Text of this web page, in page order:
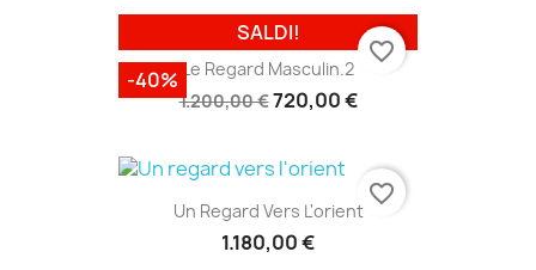
Le Regard Masculin.2
1.200,00 €720,00 €
SALDI!
-40%
favorite_border
Un Regard Vers L'orient
1.180,00 €
favorite_border